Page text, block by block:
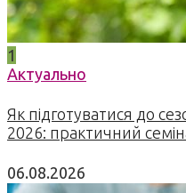
1
Актуально
Як підготуватися до
2026: практичний
06.08.2026